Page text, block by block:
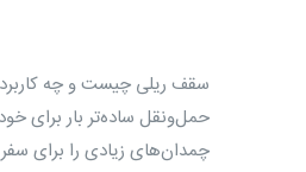
سقف ریلی چیست و چه
حمل‌و‌نقل ساده‌تر بار برای
چمدان‌های زیادی را برای